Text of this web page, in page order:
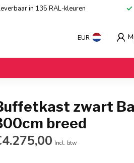
in 135 RAL-kleuren
EUR
zwart
breed
Incl. btw